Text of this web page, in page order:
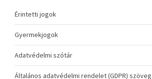
Érintetti jogok
Gyermekjogok
Adatvédelmi szótár
Általános adatvédelmi rendelet (GDPR)